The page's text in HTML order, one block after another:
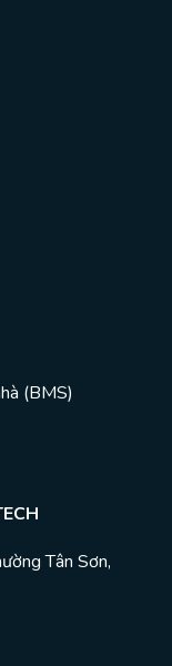
(BMS)
Tân Sơn,